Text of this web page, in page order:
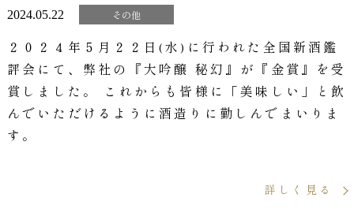
2024.05.22 その他
２０２４年５月２２日(水)に行われた全国新酒鑑
評会にて、弊社の『大吟醸 秘幻』が『金賞』を受
賞しました。 これからも皆様に「美味しい」と飲
んでいただけるように酒造りに勤しんでまいりま
す。
詳しく見る